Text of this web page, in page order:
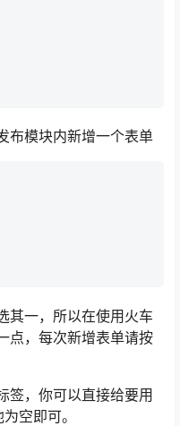
布模块内新增一个表单
其一，所以在使用火车
点，每次新增表单请按
签，你可以直接给要用
空即可。